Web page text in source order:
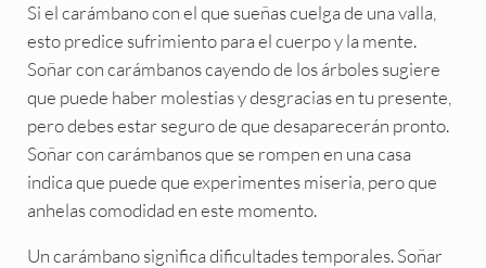
Si el carámbano con el que sueñas cuelga de una valla,
esto predice sufrimiento para el cuerpo y la mente.
Soñar con carámbanos cayendo de los árboles sugiere
que puede haber molestias y desgracias en tu presente,
pero debes estar seguro de que desaparecerán pronto.
Soñar con carámbanos que se rompen en una casa
indica que puede que experimentes miseria, pero que
anhelas comodidad en este momento.
Un carámbano significa dificultades temporales. Soñar